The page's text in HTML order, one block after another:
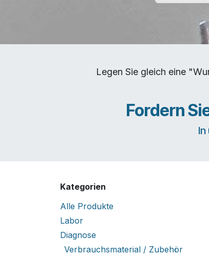
Legen Sie gleich eine
Fordern
Kategorien
Alle Produkte
Labor
Diagnose
Verbrauchsmaterial / Zubehör